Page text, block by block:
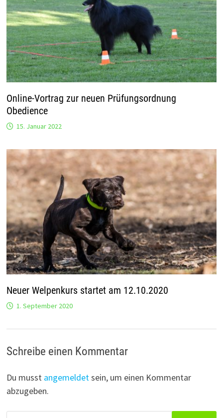
Online-Vortrag zur neuen Prüfungsordnung
Obedience
15. Januar 2022
Neuer Welpenkurs startet am 12.10.2020
1. September 2020
Schreibe einen Kommentar
Du musst angemeldetsein, um einen Kommentar
abzugeben.